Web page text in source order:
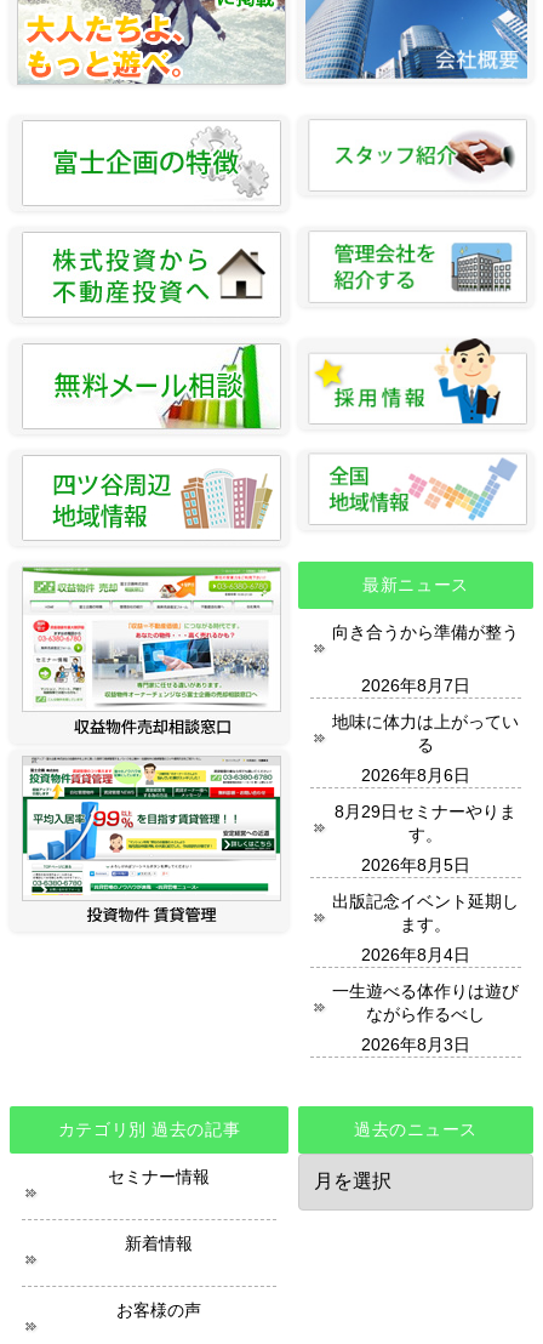
最新ニュース
向き合うから準備が整う
2026年8月7日
地味に体力は上がってい
る
2026年8月6日
8月29日セミナーやりま
す。
2026年8月5日
出版記念イベント延期し
ます。
2026年8月4日
一生遊べる体作りは遊び
ながら作るべし
2026年8月3日
カテゴリ別 過去の記事
セミナー情報
新着情報
お客様の声
過去のニュース
過
の